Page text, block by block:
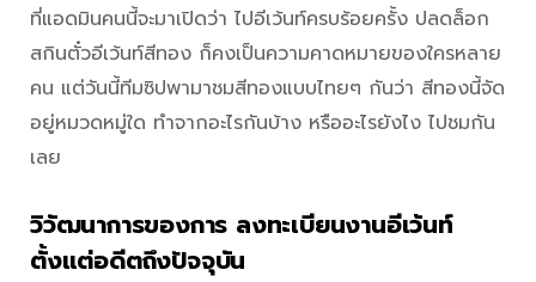
ที่แอดมินคนนี้จะมาเปิดว่า ไปอีเว้นท์ครบร้อยครั้ง ปลดล็อก
สกินตั๋วอีเว้นท์สีทอง ก็คงเป็นความคาดหมายของใครหลาย
คน แต่วันนี้ทีมซิปพามาชมสีทองแบบไทยๆ กันว่า สีทองนี้จัด
อยู่หมวดหมู่ใด ทำจากอะไรกันบ้าง หรืออะไรยังไง ไปชมกัน
เลย
วิวัฒนาการของการ ลงทะเบียนงานอีเว้นท์
ตั้งแต่อดีตถึงปัจจุบัน